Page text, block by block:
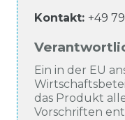
Kontakt: +49
Ein in der EU
das Produkt
Vorschriften